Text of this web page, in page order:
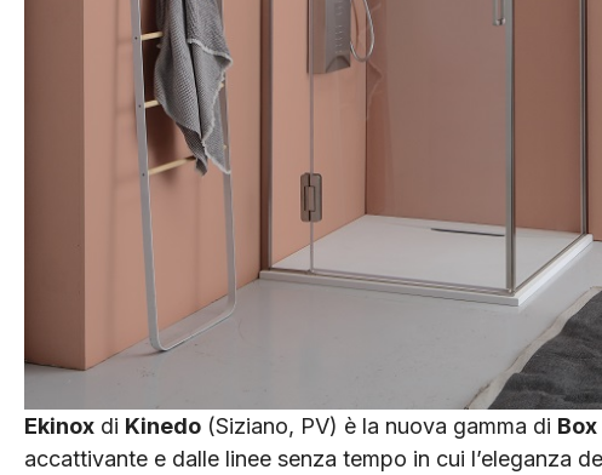
Ekinox di Kinedo (Siziano, PV) è la nuova gamma di
accattivante e dalle linee senza tempo in cui l’eleganza